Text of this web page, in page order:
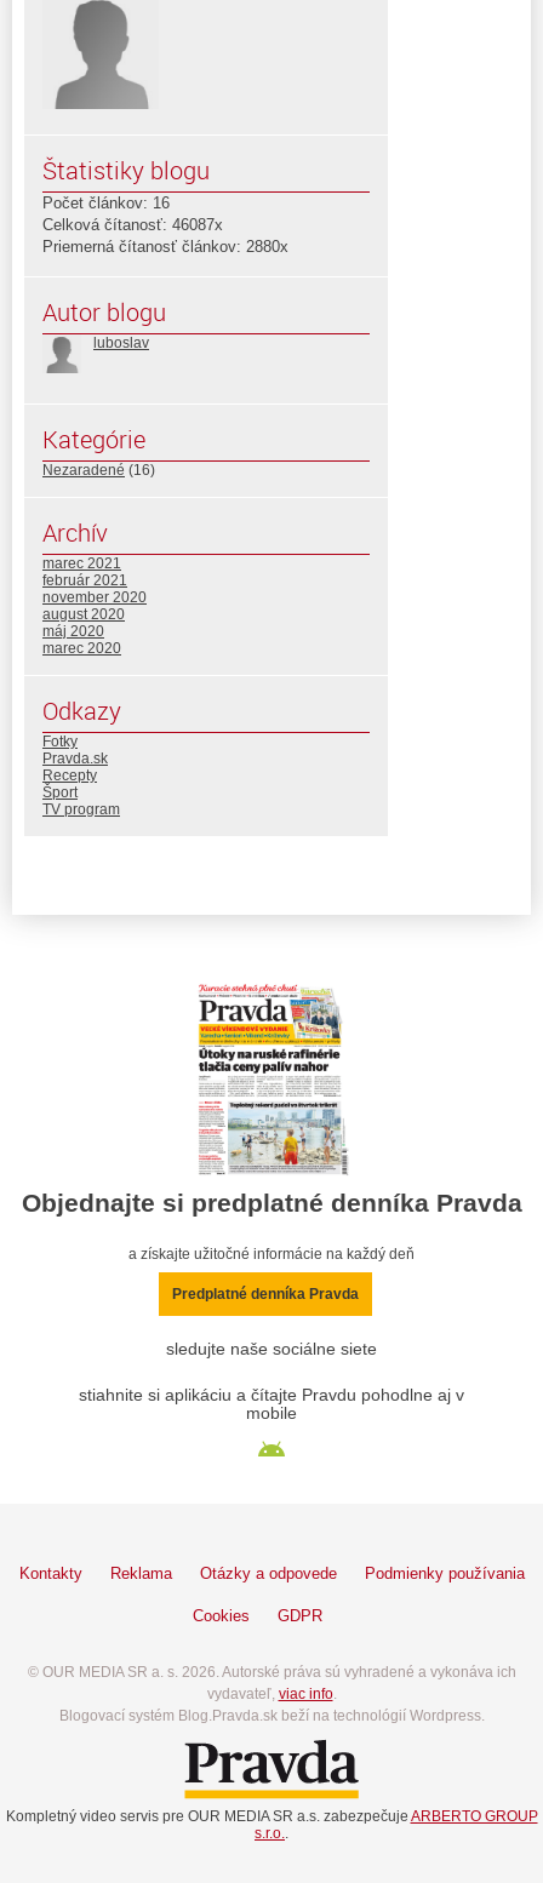
Štatistiky blogu
Počet článkov: 16
Celková čítanosť: 46087x
Priemerná čítanosť článkov: 2880x
Autor blogu
luboslav
Kategórie
Nezaradené (16)
Archív
marec 2021
február 2021
november 2020
august 2020
máj 2020
marec 2020
Odkazy
Fotky
Pravda.sk
Recepty
Šport
TV program
Objednajte si predplatné denníka Pravda
a získajte užitočné informácie na každý deň
Predplatné denníka Pravda
sledujte naše sociálne siete
stiahnite si aplikáciu a čítajte Pravdu pohodlne aj v
mobile
Kontakty Reklama Otázky a odpovede Podmienky používania
Cookies GDPR
© OUR MEDIA SR a. s. 2026. Autorské práva sú vyhradené a vykonáva ich
vydavateľ, viac info.
Blogovací systém Blog.Pravda.sk beží na technológií Wordpress.
Kompletný video servis pre OUR MEDIA SR a.s. zabezpečuje ARBERTO GROUP
s.r.o..